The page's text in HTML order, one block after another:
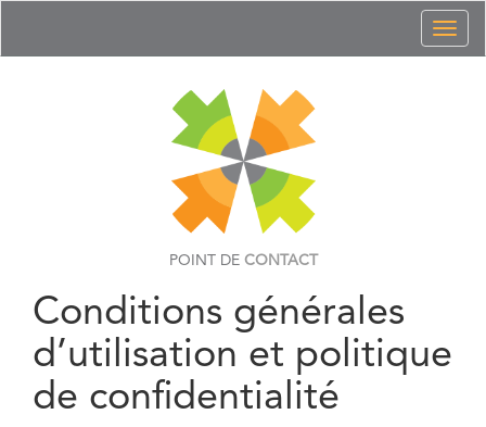
POINT DE CONTACT
Conditions générales
d’utilisation et politique
de confidentialité